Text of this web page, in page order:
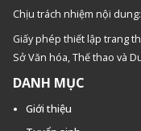
Chịu trách nhiệm nội
Giấy phép thiết lập trang
Sở Văn hóa, Thế thao và
DANH MỤC
Giới thiệu